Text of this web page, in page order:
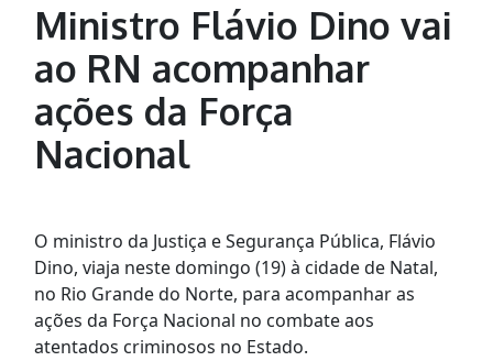
Ministro Flávio Dino vai
ao RN acompanhar
ações da Força
Nacional
O ministro da Justiça e Segurança Pública, Flávio
Dino, viaja neste domingo (19) à cidade de Natal,
no Rio Grande do Norte, para acompanhar as
ações da Força Nacional no combate aos
atentados criminosos no Estado.